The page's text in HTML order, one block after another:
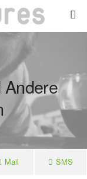
Andere
Mail SMS